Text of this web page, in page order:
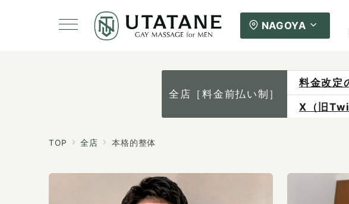
NAGOYA
全店［料金前払い制］
X（旧
ご予約は
料金改
TOP 全店 本格的整体